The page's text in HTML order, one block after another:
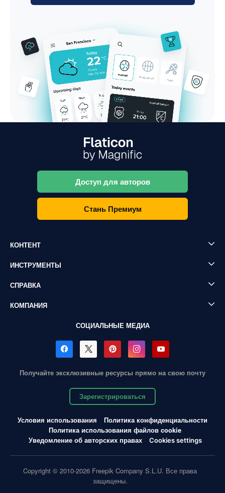
Доступ для авторов
Стань Премиум
КОНТЕНТ
ИНСТРУМЕНТЫ
СПРАВКА
КОМПАНИЯ
СОЦИАЛЬНЫЕ МЕДИА
Получайте эксклюзивные ресурсы прямо на свою почту
Зарегистрироваться
Условия использования
Политика конфиденциальности
Политика использования файлов cookie
Уведомление об авторских правах
Cookies settings
Copyright © 2010-2026 Freepik Company S.L.U. Все права
защищены.